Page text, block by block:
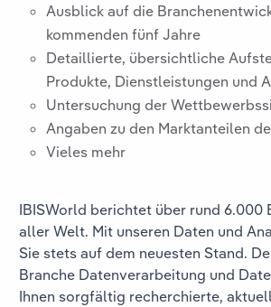
Ausblick auf die
kommenden fünf Jahre
Detaillierte, übersichtliche
Produkte, Dienstleistungen und
Untersuchung der
Angaben zu den Marktanteilen
Vieles mehr
IBISWorld berichtet über rund 6.000
aller Welt. Mit unseren Daten und
Sie stets auf dem neuesten Stand.
Branche Datenverarbeitung und
Ihnen sorgfältig recherchierte,